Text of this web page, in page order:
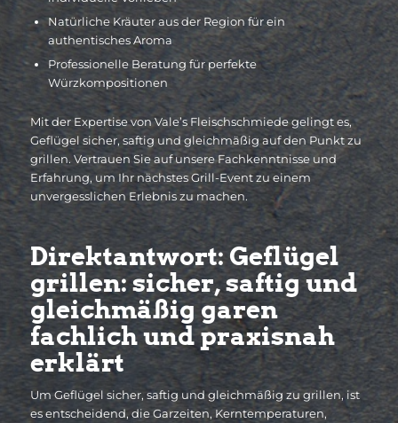
Natürliche Kräuter aus der Region für ein
authentisches Aroma
Professionelle Beratung für perfekte
Würzkompositionen
Mit der Expertise von Vale’s Fleischschmiede gelingt es,
Geflügel sicher, saftig und gleichmäßig auf den Punkt zu
grillen. Vertrauen Sie auf unsere Fachkenntnisse und
Erfahrung, um Ihr nächstes Grill-Event zu einem
unvergesslichen Erlebnis zu machen.
Direktantwort: Geflügel
grillen: sicher, saftig und
gleichmäßig garen
fachlich und praxisnah
erklärt
Um Geflügel sicher, saftig und gleichmäßig zu grillen, ist
es entscheidend, die Garzeiten, Kerntemperaturen,